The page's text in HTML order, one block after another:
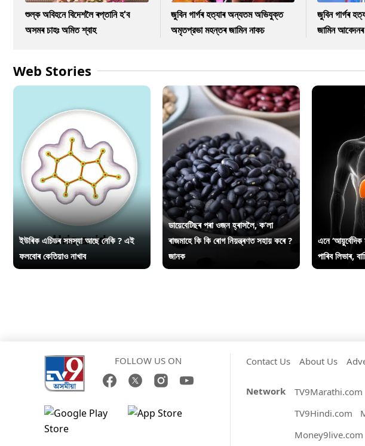
শুল্ক অবিহনে বিদেশলৈ ৰপ্তানি হ'ব
অসমৰ চাহঃ অমিত শ্বাহ
জুবিন গাৰ্গৰ হত্যাৰ অন্যতম অভিযুক্ত
অমৃতপ্রভা মহন্তৰ জামিন নাকচ
জুবিন গাৰ্গৰ
জামিন আবেদনৰ
Web Stories
ইউৰিক এচিডৰ সমস্যা আছে নেকি ? এই
ফলবোৰ কেতিয়াও নাখাব
ডায়েবেটিছৰ পৰা ওজন হ্ৰাসলৈ, ক’লা
ৰাজমাহে কি কি ৰোগ নিয়ন্ত্ৰণত সহায় কৰে ?
জানক
এনে ‘আয়ুৰ্বেদিক
পাৰিব লিভাৰ,
FOLLOW US ON Contact Us About Us
Network TV9Marathi.com
TV9Hindi.com
Money9live.com